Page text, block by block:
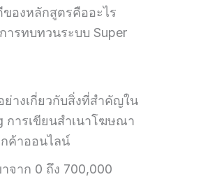
องหลักสูตรคืออะไร
ารทบทวนระบบ Super
างเกี่ยวกับสิ่งที่สำคัญใน
การเขียนสำเนาโฆษณา
ค้าออนไลน์
จาก 0 ถึง 700,000